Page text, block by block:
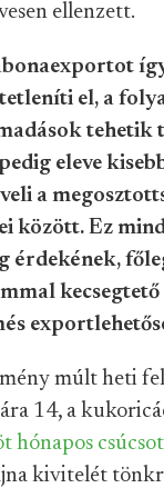
ellenzett.
el, a
tehetik
eleve
a
között. Ez
érdekének,
kecsegtető
múlt heti
14, a
hónapos
kivitelét